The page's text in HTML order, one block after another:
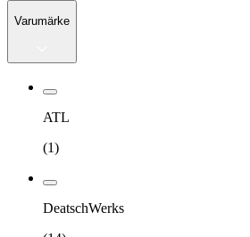
Varumärke
ATL
(1)
DeatschWerks